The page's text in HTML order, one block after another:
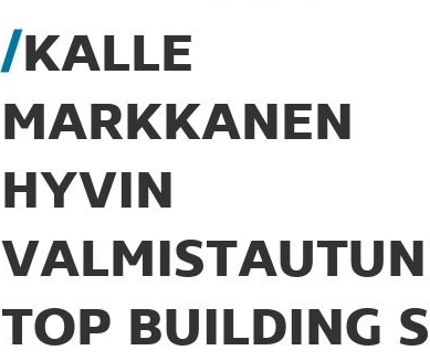
KALLE
MARKKANEN
HYVIN
TOP BUILDING